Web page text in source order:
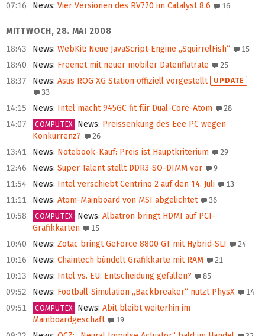
07:16 News: Vier Versionen des RV770 im Catalyst 8.6 16
MITTWOCH, 28. MAI 2008
18:43
News: WebKit: Neue JavaScript-Engine „SquirrelFish“ 15
18:40 News: Freenet mit neuer mobiler Datenflatrate 25
18:37 News: Asus ROG XG Station offiziell vorgestellt UPDATE
33
14:15 News: Intel macht 945GC fit für Dual-Core-Atom 28
14:07 COMPUTEX News: Preissenkung des Eee PC wegen
Konkurrenz?
26
13:41 News: Notebook-Kauf: Preis ist Hauptkriterium 29
12:46 News: Super Talent stellt DDR3-SO-DIMM vor 9
11:54 News: Intel verschiebt Centrino 2 auf den 14. Juli 13
11:11 News: Atom-Mainboard von MSI abgelichtet 36
10:58 COMPUTEX News: Albatron bringt HDMI auf PCI-
Grafikkarten
15
10:40 News: Zotac bringt GeForce 8800 GT mit Hybrid-SLI 24
10:16 News: Chaintech bündelt Grafikkarte mit RAM 21
10:13 News: Intel vs. EU: Entscheidung gefallen? 85
09:52 News: Football-Simulation „Backbreaker“ nutzt PhysX 14
09:51 COMPUTEX News: Abit bleibt weiterhin im
Mainboardgeschäft
19